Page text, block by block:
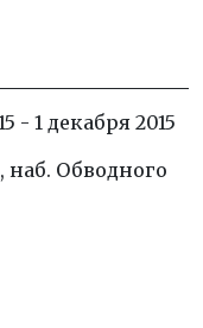
- 1 декабря 2015
наб. Обводного